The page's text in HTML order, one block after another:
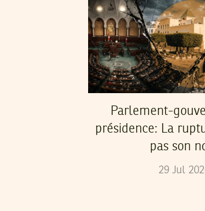
Parlement-
présidence: La
pas son
29 Jul